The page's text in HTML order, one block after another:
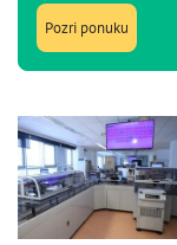
Pozri ponuku